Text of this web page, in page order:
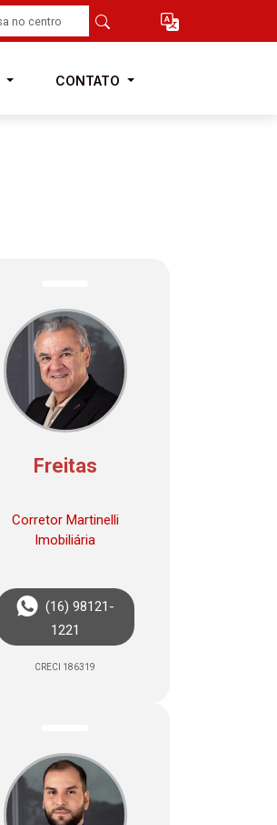
CONTATO
Freitas
Corretor Martinelli
Imobiliária
(16) 98121-
1221
CRECI 186319